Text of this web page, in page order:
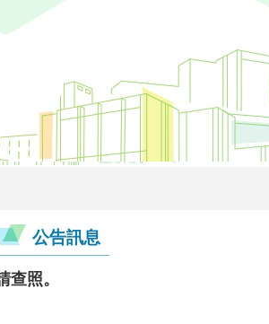
公告訊息
照。